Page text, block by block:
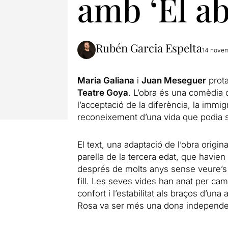
amb ‘El
Rubén Garcia Espelta14
Maria Galiana i Juan Meseguer
Teatre Goya. L’obra és una
l’acceptació de la diferència, la
reconeixement d’una vida que podia
El text, una adaptació de l’obra
parella de la tercera edat, que
després de molts anys sense
fill. Les seves vides han anat per
confort i l’estabilitat als braços
Rosa va ser més una dona